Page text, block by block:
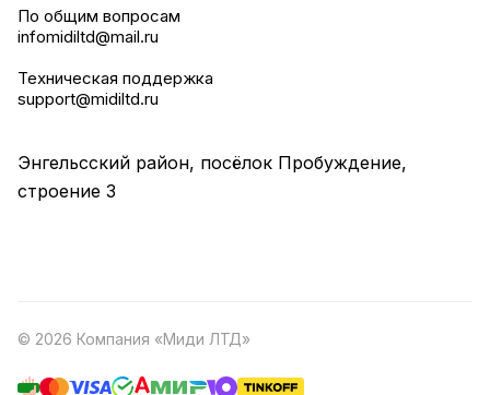
По общим вопросам
infomidiltd@mail.ru
Техническая поддержка
support@midiltd.ru
Энгельсский район, посёлок Пробуждение,
строение 3
© 2026 Компания «Миди ЛТД»